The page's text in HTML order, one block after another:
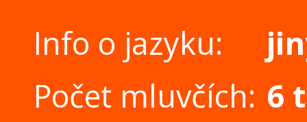
Info o jazyku:
Počet mluvčích: 6